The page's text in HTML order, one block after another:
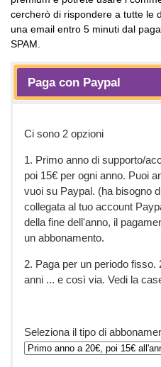
cercherò di rispondere a tutte le
una email entro 5 minuti dal
SPAM.
Paga con Paypal
Ci sono 2 opzioni
1. Primo anno di supporto/
poi 15€ per ogni anno. Puoi
vuoi su Paypal. (ha bisogno
collegata al tuo account
della fine dell'anno, il
un abbonamento.
2. Paga per un periodo fisso.
anni ... e così via. Vedi la
Seleziona il tipo di